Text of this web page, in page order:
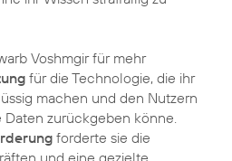
Voshmgir für mehr
für die Technologie, die ihr
machen und den Nutzern
zurückgeben könne.
forderte sie die
und eine gezielte